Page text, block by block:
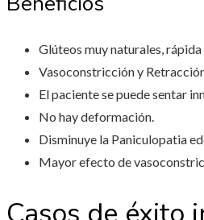
Glúteos muy naturales,
Vasoconstricción y
El paciente se puede sentar
No hay deformación.
Disminuye la Paniculopatia
Mayor efecto de